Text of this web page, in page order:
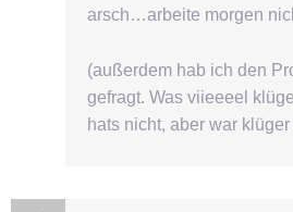
arsch…arbeite morgen
(außerdem hab ich den
gefragt. Was viieeeel
hats nicht, aber war